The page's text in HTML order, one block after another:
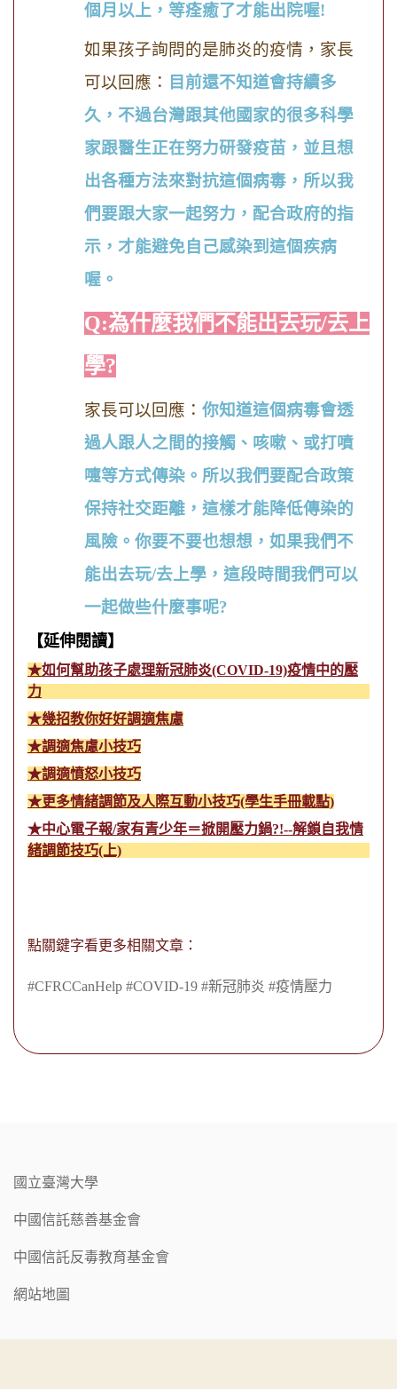
個月以上，等痊癒了才能出院喔!
如果孩子詢問的是肺炎的疫情，家長
可以回應：
目前還不知道會持續多
久，不過台灣跟其他國家的很多科學
家跟醫生正在努力研發疫苗，並且想
出各種方法來對抗這個病毒，所以我
們要跟大家一起努力，配合政府的指
示，才能避免自己感染到這個疾病
喔。
Q:為什麼我們不能出去玩/去上
學?
家長可以回應： 你知道這個病毒會透
過人跟人之間的接觸、咳嗽、或打噴
嚏等方式傳染。所以我們要配合政策
保持社交距離，這樣才能降低傳染的
風險。你要不要也想想，如果我們不
能出去玩/去上學，這段時間我們可以
一起做些什麼事呢?
【延伸閱讀】
★如何幫助孩子處理新冠肺炎(COVID-19)疫情中的壓
力
★幾招教你好好調適焦慮
★調適焦慮小技巧
★調適憤怒小技巧
★更多情緒調節及人際互動小技巧(學生手冊載點)
★中心電子報/家有青少年＝掀開壓力鍋?!--解鎖自我情
緒調節技巧(上)
點關鍵字看更多相關文章：
#CFRCCanHelp #COVID-19 #新冠肺炎 #疫情壓力
國立臺灣大學
中國信託慈善基金會
中國信託反毒教育基金會
網站地圖